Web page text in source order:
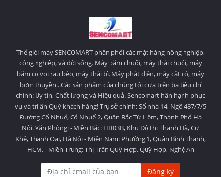
Thế giới máy SENCOMART phân phối các mặt hàng nông nghiệp,
công nghiệp, và đời sống. Máy băm chuối, máy thái chuối, máy
băm cỏ voi rau bèo, máy thái bì. Máy phát điện, máy cắt cỏ, máy
bơm thuyền...Các sản phẩm của chúng tôi dựa trên ba tiêu chí
chính: Uy tín, Chất lượng và Hiệu quả. Sencomart hân hạnh phục
vụ và tri ân Quý khách hàng! Trụ sở chính: Số nhà 14, Ngõ 487/7/5
Đường Cổ Nhuế, Cổ Nhuế 2, Quận Bắc Từ Liêm, Thành Phố Hà
Nội. Văn Phòng: - Miền Bắc: HH03B, Khu Đô thị Thanh Hà, Cự
Khê, Thanh Oai, Hà Nội - Miền Nam: Phường 1, Quận Bình Thạnh,
HCM. - Miền Trung: Thị Trấn Quỳ Hợp, Quỳ Hợp, Nghệ An
Đăng ký